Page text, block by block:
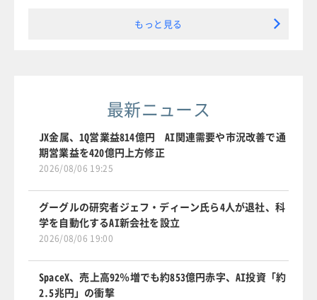
もっと見る
最新ニュース
JX金属、1Q営業益814億円 AI関連需要や市況改善で通
期営業益を420億円上方修正
2026/08/06 19:25
グーグルの研究者ジェフ・ディーン氏ら4人が退社、科
学を自動化するAI新会社を設立
2026/08/06 19:00
SpaceX、売上高92％増でも約853億円赤字、AI投資「約
2.5兆円」の衝撃